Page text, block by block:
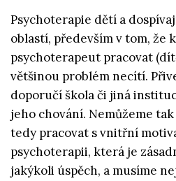
Psychoterapie dětí a
oblastí, především v tom, že
psychoterapeut pracovat
většinou problém necítí.
doporučí škola či jiná
jeho chování. Nemůžeme
tedy pracovat s vnitřní
psychoterapii, která je
jakýkoli úspěch, a musíme